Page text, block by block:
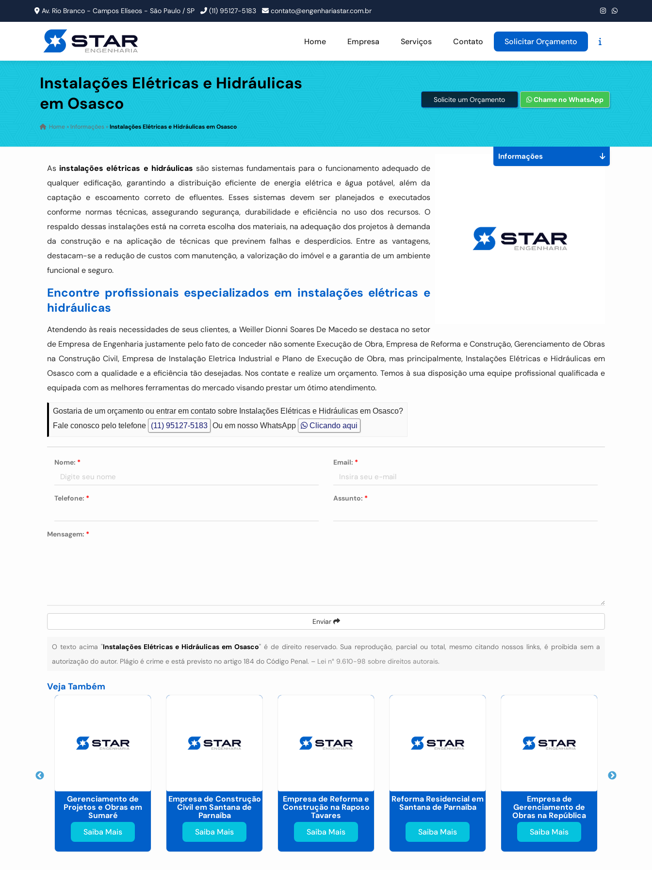
Av. Rio Branco - Campos Elíseos - São Paulo / SP (11) 95127-5183 contato@engenhariastar.com.br
Home Empresa Serviços Contato Solicitar Orçamento
Instalações Elétricas e Hidráulicas
em Osasco
Home » Informações »Instalações Elétricas e Hidráulicas em Osasco
Solicite um Orçamento Chame no WhatsApp
As instalações elétricas e hidráulicas são sistemas fundamentais para o funcionamento adequado de
qualquer edificação, garantindo a distribuição eficiente de energia elétrica e água potável, além da
captação e escoamento correto de efluentes. Esses sistemas devem ser planejados e executados
conforme normas técnicas, assegurando segurança, durabilidade e eficiência no uso dos recursos. O
respaldo dessas instalações está na correta escolha dos materiais, na adequação dos projetos à demanda
da construção e na aplicação de técnicas que previnem falhas e desperdícios. Entre as vantagens,
destacam-se a redução de custos com manutenção, a valorização do imóvel e a garantia de um ambiente
funcional e seguro.
Encontre profissionais especializados em instalações elétricas e
hidráulicas
Atendendo às reais necessidades de seus clientes, a Weiller Dionni Soares De Macedo se destaca no setor
de Empresa de Engenharia justamente pelo fato de conceder não somente Execução de Obra, Empresa de Reforma e Construção, Gerenciamento de Obras
na Construção Civil, Empresa de Instalação Eletrica Industrial e Plano de Execução de Obra, mas principalmente, Instalações Elétricas e Hidráulicas em
Osasco com a qualidade e a eficiência tão desejadas. Nos contate e realize um orçamento. Temos à sua disposição uma equipe profissional qualificada e
equipada com as melhores ferramentas do mercado visando prestar um ótimo atendimento.
Gostaria de um orçamento ou entrar em contato sobre Instalações Elétricas e Hidráulicas em Osasco?
Fale conosco pelo telefone
(11) 95127-5183 Ou em nosso WhatsApp Clicando aqui
Nome: * Email: *
Telefone: * Assunto: *
Mensagem: *
Enviar
O texto acima "Instalações Elétricas e Hidráulicas em Osasco" é de direito reservado. Sua reprodução, parcial ou total, mesmo citando nossos links, é proibida sem a
autorização do autor. Plágio é crime e está previsto no artigo 184 do Código Penal. – Lei n° 9.610-98 sobre direitos autorais.
Informações
Veja Também
Gerenciamento de
Projetos e Obras em
Sumaré
Saiba Mais
Empresa de Construção
Civil em Santana de
Parnaíba
Saiba Mais
Empresa de Reforma e
Construção na Raposo
Tavares
Saiba Mais
Reforma Residencial em
Santana de Parnaíba
Saiba Mais
Empresa de
Gerenciamento de
Obras na República
Saiba Mais